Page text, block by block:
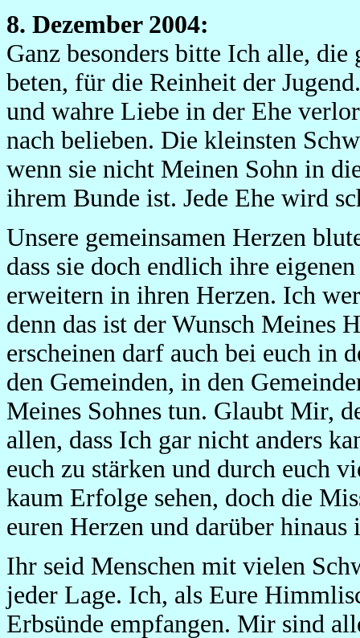
8. Dezember 2004:
Ganz besonders bitte Ich alle,
beten, für die Reinheit der
und wahre Liebe in der Ehe
nach belieben. Die kleinsten
wenn sie nicht Meinen Sohn in
ihrem Bunde ist. Jede Ehe wird
Unsere gemeinsamen Herzen
dass sie doch endlich ihre
erweitern in ihren Herzen. Ich
denn das ist der Wunsch Meines
erscheinen darf auch bei euch in
den Gemeinden, in den
Meines Sohnes tun. Glaubt Mir,
allen, dass Ich gar nicht anders
euch zu stärken und durch euch
kaum Erfolge sehen, doch die
euren Herzen und darüber
Ihr seid Menschen mit vielen
jeder Lage. Ich, als Eure
Erbsünde empfangen. Mir sind